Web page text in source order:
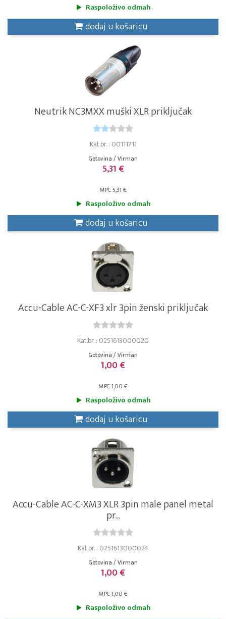
Raspoloživo odmah
dodaj u košaricu
Neutrik NC3MXX muški XLR priključak
Kat.br. : 00111711
Gotovina / Virman
5,31 €
MPC 5,31 €
Raspoloživo odmah
dodaj u košaricu
Accu-Cable AC-C-XF3 xlr 3pin ženski priključak
Kat.br. : 0251613000020
Gotovina / Virman
1,00 €
MPC 1,00 €
Raspoloživo odmah
dodaj u košaricu
Accu-Cable AC-C-XM3 XLR 3pin male panel metal
pr...
Kat.br. : 0251613000024
Gotovina / Virman
1,00 €
MPC 1,00 €
Raspoloživo odmah